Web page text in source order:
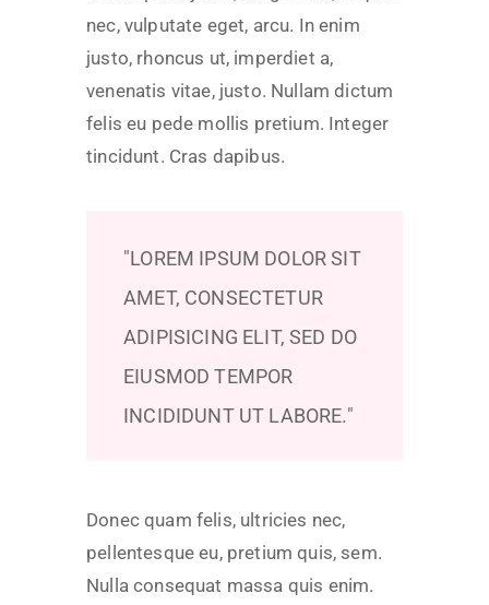
nec, vulputate eget, arcu. In enim
justo, rhoncus ut, imperdiet a,
venenatis vitae, justo. Nullam dictum
felis eu pede mollis pretium. Integer
tincidunt. Cras dapibus.
LOREM IPSUM DOLOR SIT
AMET, CONSECTETUR
ADIPISICING ELIT, SED DO
EIUSMOD TEMPOR
INCIDIDUNT UT LABORE.
Donec quam felis, ultricies nec,
pellentesque eu, pretium quis, sem.
Nulla consequat massa quis enim.